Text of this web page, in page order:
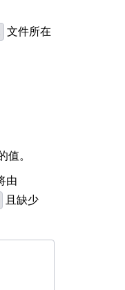
文件所在
。
由
且缺少